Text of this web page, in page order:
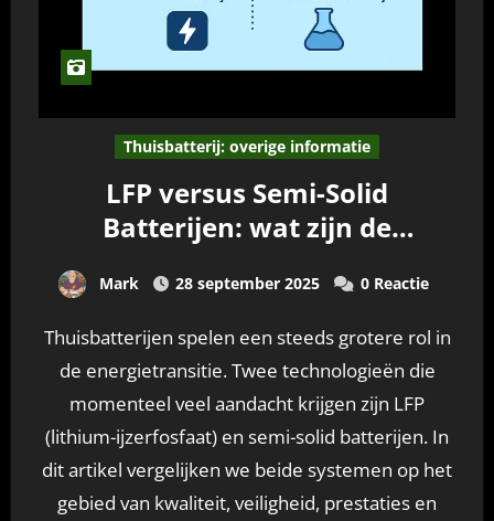
Thuisbatterij: overige informatie
LFP versus Semi-Solid
Batterijen: wat zijn de
Mark 28 september 2025 0 Reactie
Thuisbatterijen spelen een steeds grotere rol in
de energietransitie. Twee technologieën die
momenteel veel aandacht krijgen zijn LFP
(lithium-ijzerfosfaat) en semi-solid batterijen. In
dit artikel vergelijken we beide systemen op het
gebied van kwaliteit, veiligheid, prestaties en